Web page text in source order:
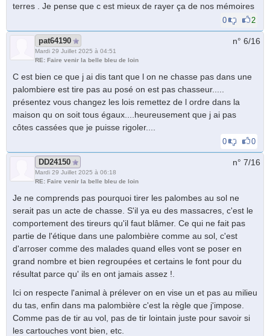
terres . Je pense que c est mieux de rayer ça de nos mémoires
0 2
pat64190
Mardi 29 Juillet 2025 à 04:51
RE: Faire venir la belle bleu de loin
n° 6/16
C est bien ce que j ai dis tant que l on ne chasse pas dans une
palombiere est tire pas au posé on est pas chasseur.....
présentez vous changez les lois remettez de l ordre dans la
maison qu on soit tous égaux....heureusement que j ai pas
côtes cassées que je puisse rigoler....
0 0
DD24150
Mardi 29 Juillet 2025 à 06:18
RE: Faire venir la belle bleu de loin
n° 7/16
Je ne comprends pas pourquoi tirer les palombes au sol ne
serait pas un acte de chasse. S'il ya eu des massacres, c'est le
comportement des tireurs qu'il faut blâmer. Ce qui ne fait pas
partie de l'étique dans une palombière comme au sol, c'est
d'arroser comme des malades quand elles vont se poser en
grand nombre et bien regroupées et certains le font pour du
résultat parce qu' ils en ont jamais assez !.
Ici on respecte l'animal à prélever on en vise un et pas au milieu
du tas, enfin dans ma palombière c'est la règle que j'impose.
Comme pas de tir au vol, pas de tir lointain juste pour savoir si
les cartouches vont bien, etc.